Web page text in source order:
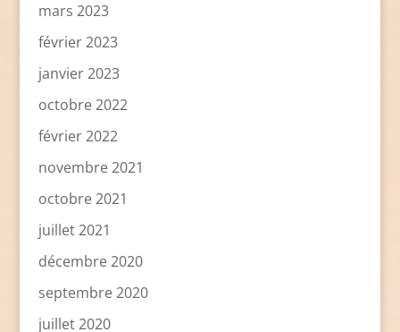
mars 2023
février 2023
janvier 2023
octobre 2022
février 2022
novembre 2021
octobre 2021
juillet 2021
décembre 2020
septembre 2020
juillet 2020